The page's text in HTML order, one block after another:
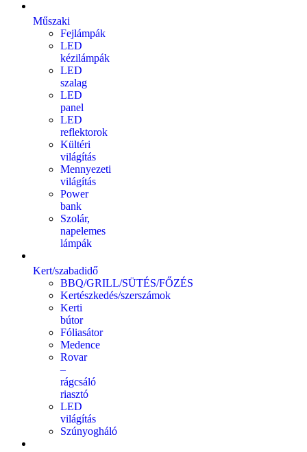
Műszaki
Fejlámpák
LED
kézilámpák
LED
szalag
LED
panel
LED
reflektorok
Kültéri
világítás
Mennyezeti
világítás
Power
bank
Szolár,
napelemes
lámpák
Kert/szabadidő
BBQ/GRILL/SÜTÉS/FŐZÉS
Kertészkedés/szerszámok
Kerti
bútor
Fóliasátor
Medence
Rovar
–
rágcsáló
riasztó
LED
világítás
Szúnyogháló